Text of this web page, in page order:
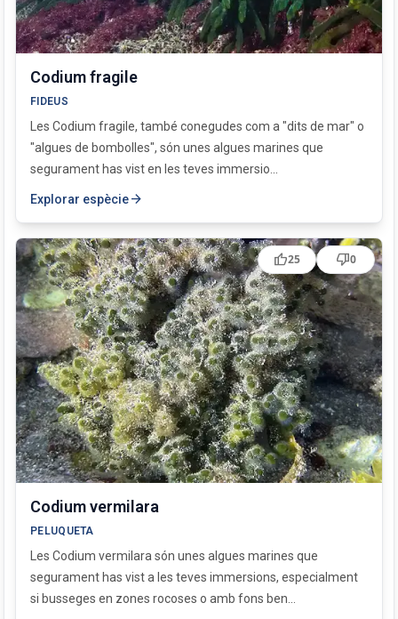
Codium fragile
FIDEUS
Les Codium fragile, també conegudes com a "dits de mar" o
"algues de bombolles", són unes algues marines que
segurament has vist en les teves immersio...
Explorar espèciearrow_forward
Codium vermilara
PELUQUETA
Les Codium vermilara són unes algues marines que
segurament has vist a les teves immersions, especialment
si busseges en zones rocoses o amb fons ben...
thumb_up25 thumb_down0